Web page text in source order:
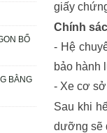
BỔ
BẰNG
giấy
Chính
- Hệ
bảo hành
- Xe cơ
Sau khi
dưỡng sẽ